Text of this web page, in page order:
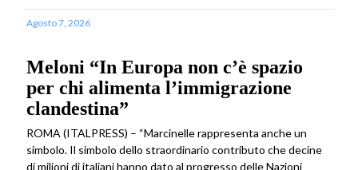
Agosto 7, 2026
Meloni “In Europa non c’è spazio
per chi alimenta l’immigrazione
clandestina”
ROMA (ITALPRESS) – “Marcinelle rappresenta anche un
simbolo. Il simbolo dello straordinario contributo che decine
di milioni di italiani hanno dato al progresso delle Nazioni